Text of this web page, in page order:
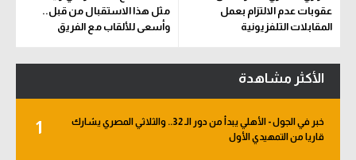
عقوبات عدم الالتزام بعمل
المقابلات التلفزيونية
مثل هذا الاستقبال من قبل..
وأسعى للألقاب مع الفريق
الأكثر مشاهدة
1
خبر في الجول - الأهلي يبدأ من دور الـ 32.. والثلاثي المصري يشارك
قاريا من التمهيدي الأول